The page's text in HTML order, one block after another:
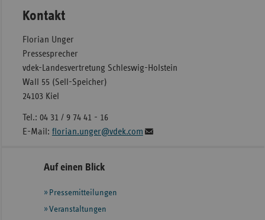
Kontakt
Florian Unger
Pressesprecher
vdek-Landesvertretung Schleswig-Holstein
Wall 55 (Sell-Speicher)
24103 Kiel
Tel.: 04 31 / 9 74 41 - 16
E-Mail: florian.unger@vdek.com
Seitennavigation
Seitenleiste
weiteren
Informationen
Auf einen Blick
Pressemitteilungen
Veranstaltungen